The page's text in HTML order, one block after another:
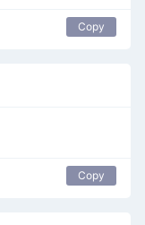
Copy
Copy